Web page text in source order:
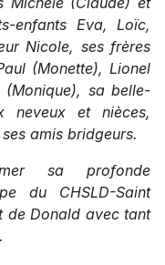
enfants Eva, Loïc,
Nicole, ses frères
(Monette), Lionel
(Monique), sa belle-
neveux et nièces,
amis bridgeurs.
sa profonde
du CHSLD-Saint
de Donald avec tant